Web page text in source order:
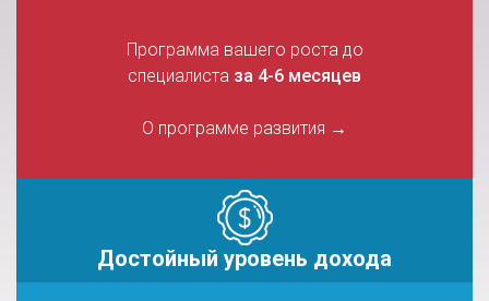
Программа вашего роста до
специалиста за 4-6 месяцев
О программе развития →
Достойный уровень дохода